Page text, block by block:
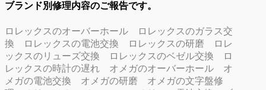
ブランド別修理内容のご報告です。
ロレックスのオーバーホール
ロレックスのガラス交
換
ロレックスの電池交換 ロレックスの研磨
ロレ
ックスのリューズ交換
ロレックスのベゼル交換
ロ
レックスの時計の遅れ
オメガのオーバーホール
オ
メガの電池交換
オメガの研磨
オメガの文字盤修